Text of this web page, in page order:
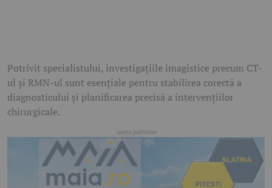
Potrivit specialistului, investigațiile imagistice precum CT-
ul și RMN-ul sunt esențiale pentru stabilirea corectă a
diagnosticului și planificarea precisă a intervențiilor
chirurgicale.